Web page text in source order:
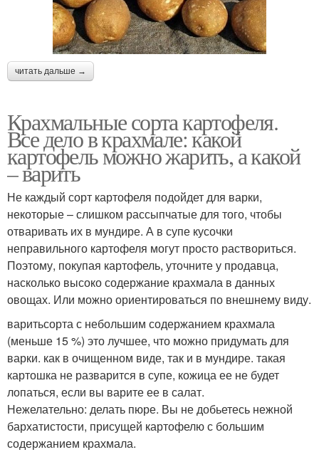
читать дальше →
Крахмальные сорта картофеля.
Все дело в крахмале: какой
картофель можно жарить, а какой
– варить
Не каждый сорт картофеля подойдет для варки,
некоторые – слишком рассыпчатые для того, чтобы
отваривать их в мундире. А в супе кусочки
неправильного картофеля могут просто раствориться.
Поэтому, покупая картофель, уточните у продавца,
насколько высоко содержание крахмала в данных
овощах. Или можно ориентироваться по внешнему виду.
варитьсорта с небольшим содержанием крахмала
(меньше 15 %) это лучшее, что можно придумать для
варки. как в очищенном виде, так и в мундире. такая
картошка не разварится в супе, кожица ее не будет
лопаться, если вы варите ее в салат.
Нежелательно: делать пюре. Вы не добьетесь нежной
бархатистости, присущей картофелю с большим
содержанием крахмала.